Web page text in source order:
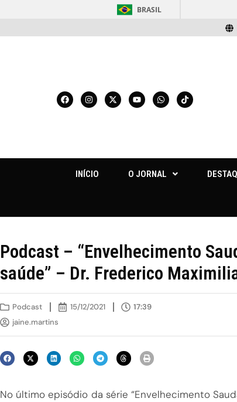
BRASIL
INÍCIO O JORNAL
Podcast – “Envelhecimento
saúde” – Dr. Frederico
Podcast 15/12/2021
17:39
jaine.martins
No último episódio da série “Envelhecimento